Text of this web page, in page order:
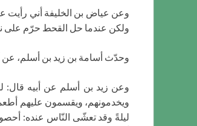
ولكن عندما حل القحط حرّم على
وحدّث أسامة بن زيد بن أسلم، عن
وعن زيد بن أسلم عن أبيه قال:
ويخدمونهم، ويقسمون عليهم
ليلةً وقد تعشّى النّاس عنده: